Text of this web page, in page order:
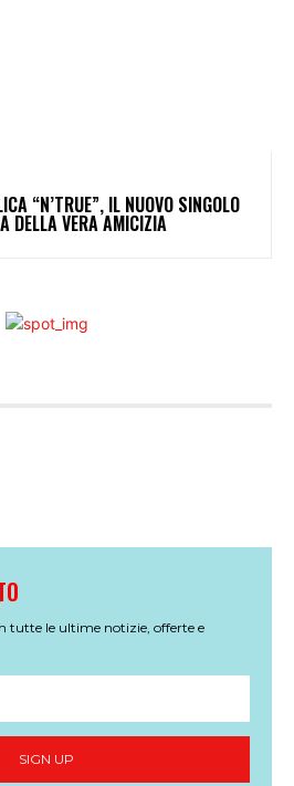
“N’TRUE”, IL NUOVO SINGOLO
DELLA VERA AMICIZIA
tutte le ultime notizie, offerte e
SIGN UP